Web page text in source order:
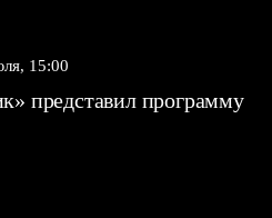
15:00
представил программу